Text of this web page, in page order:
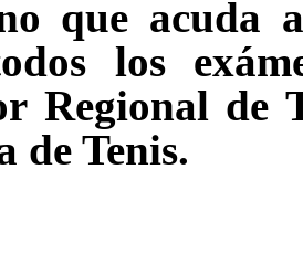
que acuda
los
Regional de
de Tenis.